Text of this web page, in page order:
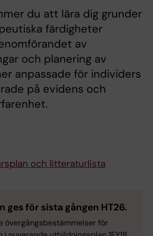
du att lära dig grunder
färdigheter
av
och planering av
anpassade för individers
på evidens och
och litteraturlista
ges för sista gången HT26.
övergångsbestämmelser för